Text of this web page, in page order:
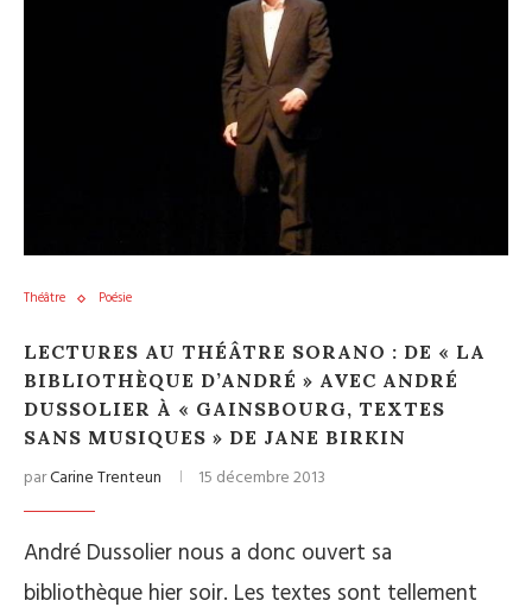
Théâtre Poésie
LECTURES AU THÉÂTRE SORANO : DE « LA
BIBLIOTHÈQUE D’ANDRÉ » AVEC ANDRÉ
DUSSOLIER À « GAINSBOURG, TEXTES
SANS MUSIQUES » DE JANE BIRKIN
parCarine Trenteun 15 décembre 2013
André Dussolier nous a donc ouvert sa
bibliothèque hier soir. Les textes sont tellement